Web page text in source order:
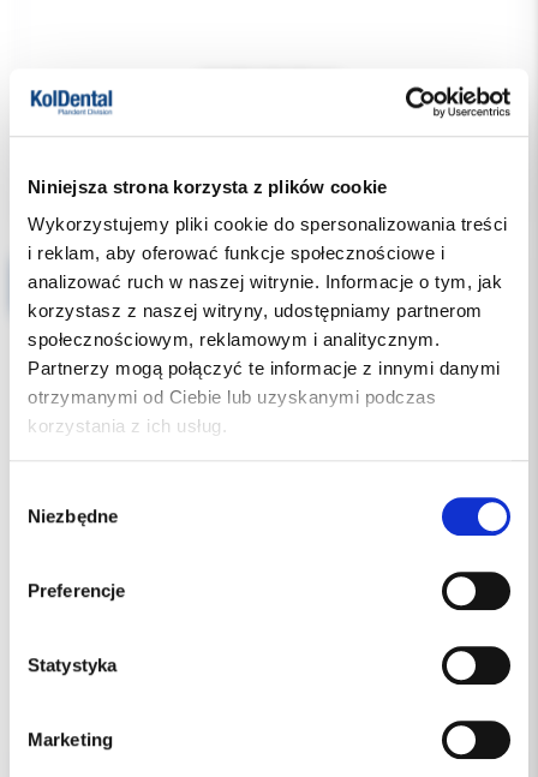
Niniejsza strona korzysta z plików cookie
Wykorzystujemy pliki cookie do spersonalizowania treści
i reklam, aby oferować funkcje społecznościowe i
analizować ruch w naszej witrynie. Informacje o tym, jak
korzystasz z naszej witryny, udostępniamy partnerom
społecznościowym, reklamowym i analitycznym.
Partnerzy mogą połączyć te informacje z innymi danymi
otrzymanymi od Ciebie lub uzyskanymi podczas
korzystania z ich usług.
zgody
Niezbędne
Preferencje
Statystyka
Marketing
EMS rękojeść do skalera ze światłem - Zestaw Piezon Handpiece set zamiennik EN-060